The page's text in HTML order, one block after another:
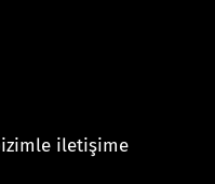
iletişime